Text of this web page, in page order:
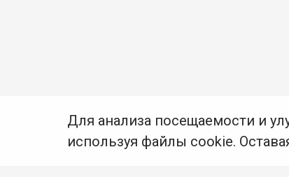
Для анализа посещаемости и
используя файлы cookie.